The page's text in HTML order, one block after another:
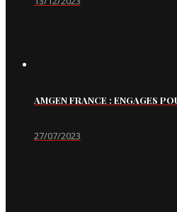
AMGEN FRANCE : ENGAGES
27/07/2023